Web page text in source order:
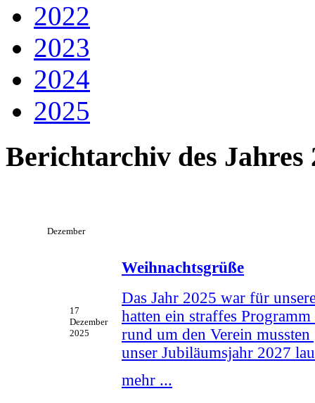
2022
2023
2024
2025
Berichtarchiv des Jahres
Dezember
17
Dezember
2025
Weihnachtsgrüße
Das Jahr 2025 war für
hatten ein straffes
rund um den Verein
unser Jubiläumsjahr 2027
mehr ...